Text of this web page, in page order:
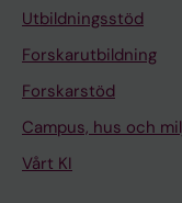
Utbildningsstöd
Forskarutbildning
Forskarstöd
Campus, hus och
Vårt KI